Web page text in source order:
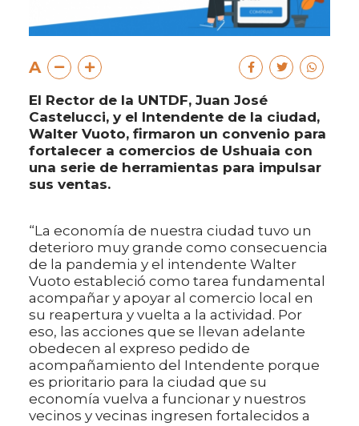
A
El Rector de la UNTDF, Juan José
Castelucci, y el Intendente de la ciudad,
Walter Vuoto, firmaron un convenio para
fortalecer a comercios de Ushuaia con
una serie de herramientas para impulsar
sus ventas.
“La economía de nuestra ciudad tuvo un
deterioro muy grande como consecuencia
de la pandemia y el intendente Walter
Vuoto estableció como tarea fundamental
acompañar y apoyar al comercio local en
su reapertura y vuelta a la actividad. Por
eso, las acciones que se llevan adelante
obedecen al expreso pedido de
acompañamiento del Intendente porque
es prioritario para la ciudad que su
economía vuelva a funcionar y nuestros
vecinos y vecinas ingresen fortalecidos a